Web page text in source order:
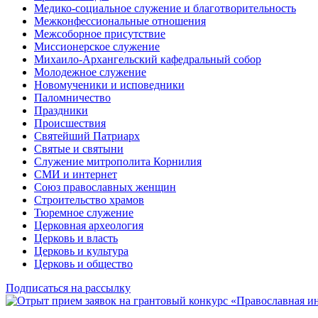
Медико-социальное служение и благотворительность
Межконфессиональные отношения
Межсоборное присутствие
Миссионерское служение
Михаило-Архангельский кафедральный собор
Молодежное служение
Новомученики и исповедники
Паломничество
Праздники
Происшествия
Святейший Патриарх
Святые и святыни
Служение митрополита Корнилия
СМИ и интернет
Союз православных женщин
Строительство храмов
Тюремное служение
Церковная археология
Церковь и власть
Церковь и культура
Церковь и общество
Подписаться на рассылку